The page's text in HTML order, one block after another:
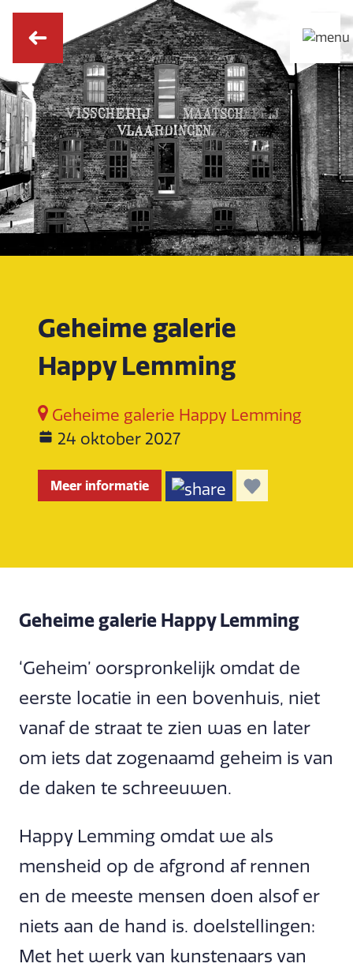
Geheime galerie
Happy Lemming
Geheime galerie Happy Lemming
24 oktober 2027
Meer informatie
Geheime galerie Happy Lemming
‘Geheim’ oorspronkelijk omdat de
eerste locatie in een bovenhuis, niet
vanaf de straat te zien was en later
om iets dat zogenaamd geheim is van
de daken te schreeuwen.
Happy Lemming omdat we als
mensheid op de afgrond af rennen
en de meeste mensen doen alsof er
niets aan de hand is. doelstellingen:
Met het werk van kunstenaars van